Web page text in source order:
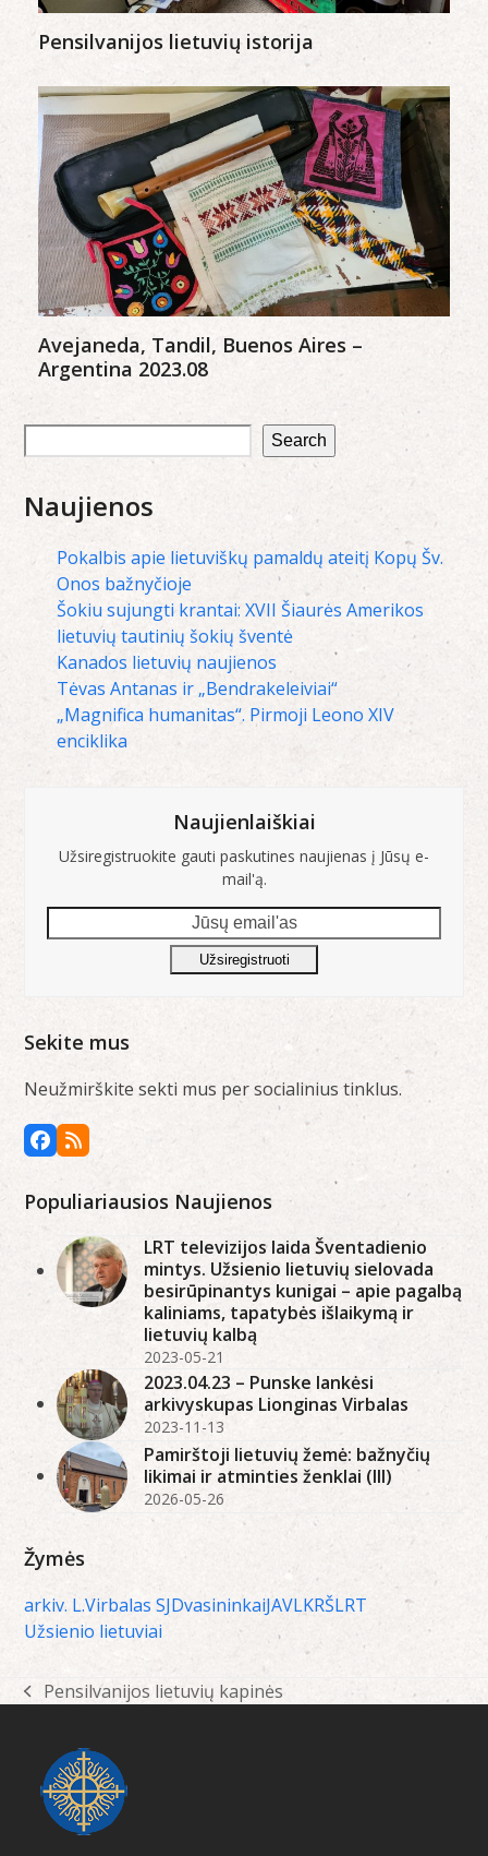
Pensilvanijos lietuvių istorija
Avejaneda, Tandil, Buenos Aires –
Argentina 2023.08
Search
Naujienos
Pokalbis apie lietuviškų pamaldų ateitį Kopų Šv.
Onos bažnyčioje
Šokiu sujungti krantai: XVII Šiaurės Amerikos
lietuvių tautinių šokių šventė
Kanados lietuvių naujienos
Tėvas Antanas ir „Bendrakeleiviai“
„Magnifica humanitas“. Pirmoji Leono XIV
enciklika
Naujienlaiškiai
Užsiregistruokite gauti paskutines naujienas į Jūsų e-
mail'ą.
email'as
Užsiregistruoti
Sekite mus
Neužmirškite sekti mus per socialinius tinklus.
Facebook
RSS
Populiariausios Naujienos
LRT televizijos laida Šventadienio
mintys. Užsienio lietuvių sielovada
besirūpinantys kunigai – apie pagalbą
kaliniams, tapatybės išlaikymą ir
lietuvių kalbą
2023-05-21
2023.04.23 – Punske lankėsi
arkivyskupas Lionginas Virbalas
2023-11-13
Pamirštoji lietuvių žemė: bažnyčių
likimai ir atminties ženklai (III)
2026-05-26
Žymės
arkiv. L.Virbalas SJDvasininkaiJAVLKRŠLRT
Užsienio lietuviai
previous
Pensilvanijos lietuvių kapinės